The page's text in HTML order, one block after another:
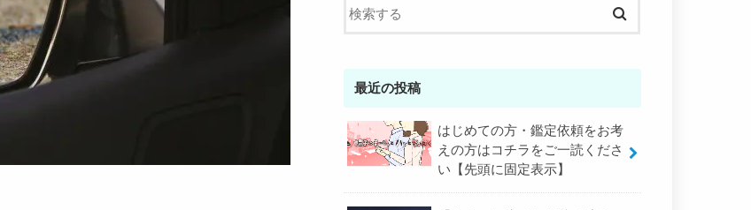
最近の投稿
はじめての方・鑑定依頼をお考
えの方はコチラをご一読くださ
い【先頭に固定表示】